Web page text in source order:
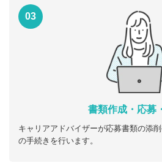
03
書類作成・応募
キャリアアドバイザーが応募書類の添
の手続きを行います。